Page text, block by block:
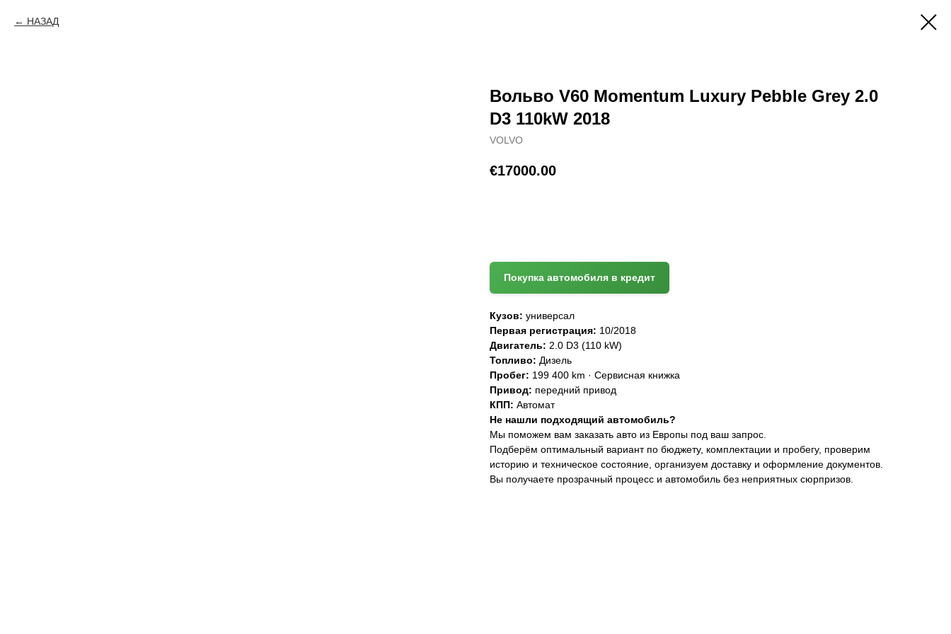
НАЗАД
Вольво V60 Momentum Luxury Pebble Grey 2.0
D3 110kW 2018
VOLVO
€17000.00
Покупка автомобиля в кредит
Кузов: универсал
Первая регистрация: 10/2018
Двигатель: 2.0 D3 (110 kW)
Топливо: Дизель
Пробег: 199 400 km · Сервисная книжка
Привод: передний привод
КПП: Автомат
Не нашли подходящий автомобиль?
Мы поможем вам заказать авто из Европы под ваш запрос.
Подберём оптимальный вариант по бюджету, комплектации и пробегу, проверим
историю и техническое состояние, организуем доставку и оформление документов.
Вы получаете прозрачный процесс и автомобиль без неприятных сюрпризов.